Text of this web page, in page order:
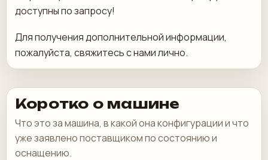
доступны по запросу!
Для получения дополнительной информации,
пожалуйста, свяжитесь с нами лично.
Коротко о машине
Что это за машина, в какой она конфигурации и что
уже заявлено поставщиком по состоянию и
оснащению.